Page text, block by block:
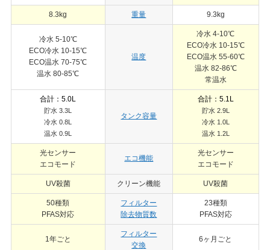
8.3kg 重量 9.3kg
冷水 5-10℃
ECO冷水 10-15℃
ECO温水 70-75℃
温水 80-85℃
温度
冷水 4-10℃
ECO冷水 10-15℃
ECO温水 55-60℃
温水 82-86℃
常温水
合計 ：5.0L
貯水 3.3L
冷水 0.8L
温水 0.9L
タンク容量
合計：5.1L
貯水 2.9L
冷水 1.0L
温水 1.2L
光センサー
エコモード
エコ機能
光センサー
エコモード
UV殺菌 クリーン機能 UV殺菌
50種類
PFAS対応
フィルター
除去物質数
23種類
PFAS対応
1年ごと
フィルター
交換
6ヶ月ごと